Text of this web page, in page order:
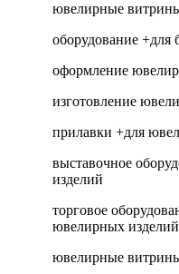
ювелирные
оборудование
оформление
изготовление
прилавки +для
выставочное
изделий
торговое
ювелирных изделий
ювелирные